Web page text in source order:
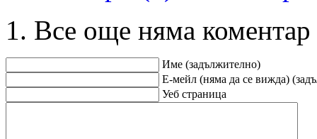
Все още няма коментар
Име (задължително)
Е-мейл (няма да се вижда)
Уеб страница